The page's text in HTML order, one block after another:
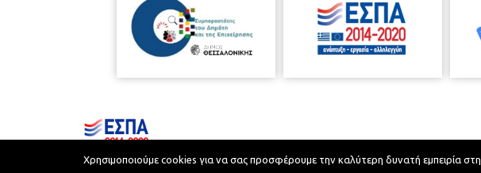
Municipality of Thessaloniki © 2026
Χρησιμοποιούμε cookies για να σας προσφέρουμε την καλύτερη δυνατή εμπειρία